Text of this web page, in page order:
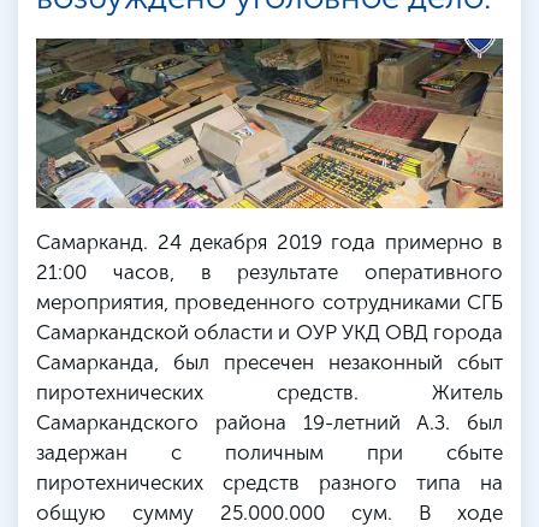
Самарканд. 24 декабря 2019 года примерно в
21:00 часов, в результате оперативного
мероприятия, проведенного сотрудниками СГБ
Самаркандской области и ОУР УКД ОВД города
Самарканда, был пресечен незаконный сбыт
пиротехнических средств. Житель
Самаркандского района 19-летний А.З. был
задержан с поличным при сбыте
пиротехнических средств разного типа на
общую сумму 25.000.000 сум. В ходе